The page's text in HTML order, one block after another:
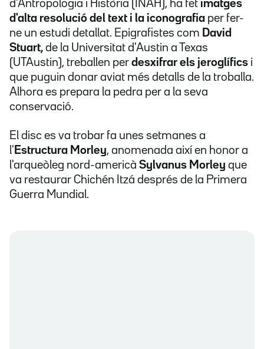
d'Antropologia i Història (INAH), ha fet imatges
d'alta resolució del text i la iconografia per fer-
ne un estudi detallat. Epigrafistes com David
Stuart, de la Universitat d'Austin a Texas
(UTAustin), treballen per desxifrar els jeroglífics i
que puguin donar aviat més detalls de la troballa.
Alhora es prepara la pedra per a la seva
conservació.
El disc es va trobar fa unes setmanes a
l' Estructura Morley, anomenada així en honor a
l'arqueòleg nord-americà Sylvanus Morley que
va restaurar Chichén Itzá després de la Primera
Guerra Mundial.